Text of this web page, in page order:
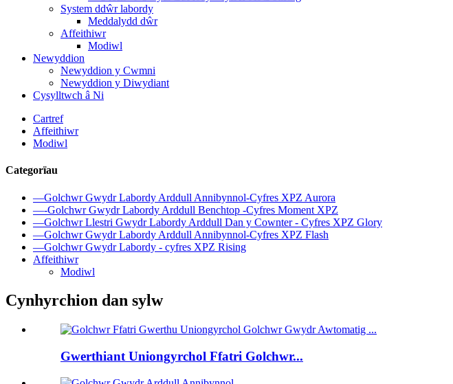
System ddŵr labordy
Meddalydd dŵr
Affeithiwr
Modiwl
Newyddion
Newyddion y Cwmni
Newyddion y Diwydiant
Cysylltwch â Ni
Cartref
Affeithiwr
Modiwl
Categorïau
—Golchwr Gwydr Labordy Arddull Annibynnol-Cyfres XPZ Aurora
—-Golchwr Gwydr Labordy Arddull Benchtop -Cyfres Moment XPZ
—Golchwr Llestri Gwydr Labordy Arddull Dan y Cownter - Cyfres XPZ Glory
—Golchwr Gwydr Labordy Arddull Annibynnol-Cyfres XPZ Flash
—Golchwr Gwydr Labordy - cyfres XPZ Rising
Affeithiwr
Modiwl
Cynhyrchion dan sylw
Gwerthiant Uniongyrchol Ffatri Golchwr...